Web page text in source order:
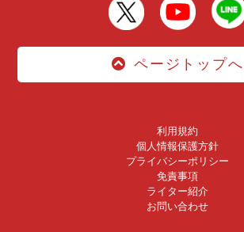
ページトップへ
利用規約
個人情報保護方針
プライバシーポリシー
免責事項
ライター紹介
お問い合わせ